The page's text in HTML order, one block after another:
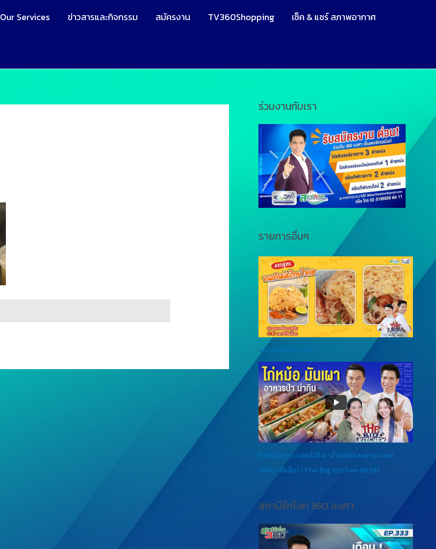
Our Services ข่าวสารและกิจกรรม สมัครงาน TV360Shopping เช็ค & แชร์ สภาพอากาศ
ร่วมงานกับเรา
รายการอื่นๆ
ขนมจีนผัดไท ไข่แห
ไก่หม้อในกระบอกไม้ไผ่ “น้ำทิพย์และพาย-เชฟ
เอียน-พี่แซ็ก” | The Big Kitchen EP.197
สถานีรักโลก 360 องศา